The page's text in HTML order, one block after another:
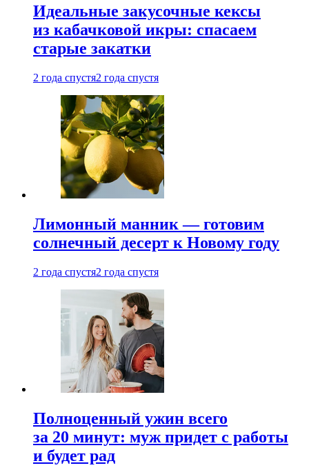
Идеальные закусочные кексы
из кабачковой икры: спасаем
старые закатки
2 года спустя2 года спустя
Лимонный манник — готовим
солнечный десерт к Новому году
2 года спустя2 года спустя
Полноценный ужин всего
за 20 минут: муж придет с работы
и будет рад